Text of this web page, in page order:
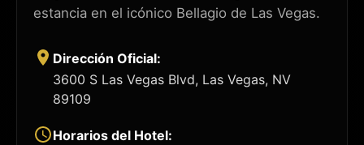
estancia en el icónico Bellagio de Las Vegas.
Dirección Oficial:
3600 S Las Vegas Blvd, Las Vegas, NV
89109
Horarios del Hotel: